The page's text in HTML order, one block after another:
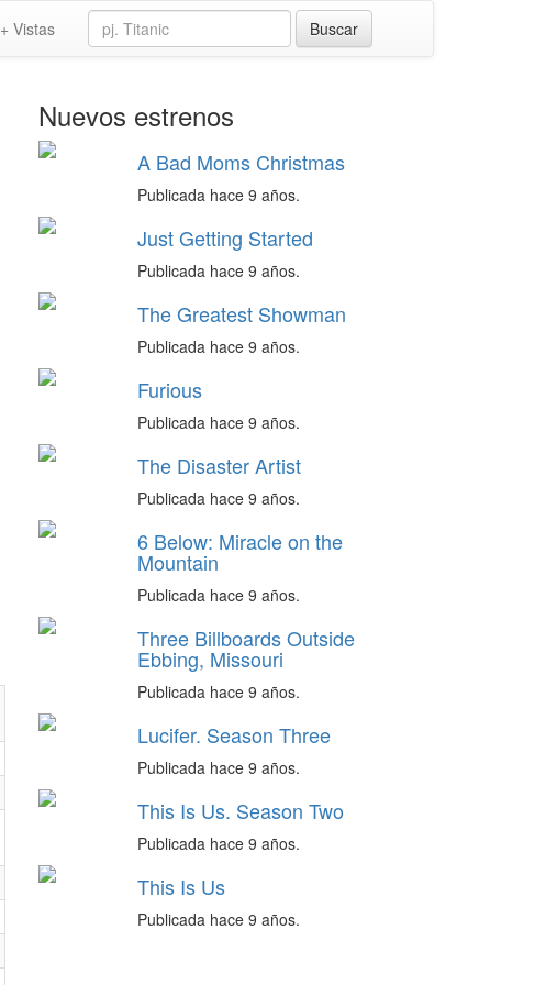
+ Vistas
Nuevos estrenos
A Bad Moms Christmas
Publicada hace 9 años.
Just Getting Started
Publicada hace 9 años.
The Greatest Showman
Publicada hace 9 años.
Furious
Publicada hace 9 años.
The Disaster Artist
Publicada hace 9 años.
6 Below: Miracle on the
Mountain
Publicada hace 9 años.
Three Billboards Outside
Ebbing, Missouri
Publicada hace 9 años.
Lucifer. Season Three
Publicada hace 9 años.
This Is Us. Season Two
Publicada hace 9 años.
This Is Us
Publicada hace 9 años.